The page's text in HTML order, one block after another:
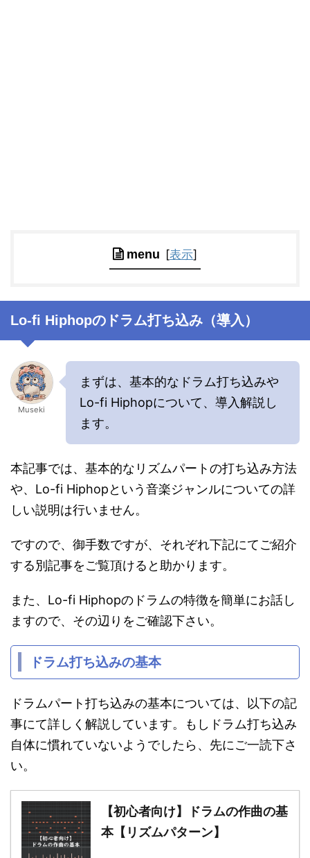
menu [表示]
Lo-fi Hiphopのドラム打ち込み（導入）
Museki
まずは、基本的なドラム打ち込みや
Lo-fi Hiphopについて、導入解説し
ます。
本記事では、基本的なリズムパートの打ち込み方法
や、Lo-fi Hiphopという音楽ジャンルについての詳
しい説明は行いません。
ですので、御手数ですが、それぞれ下記にてご紹介
する別記事をご覧頂けると助かります。
また、Lo-fi Hiphopのドラムの特徴を簡単にお話し
ますので、その辺りをご確認下さい。
ドラム打ち込みの基本
ドラムパート打ち込みの基本については、以下の記
事にて詳しく解説しています。もしドラム打ち込み
自体に慣れていないようでしたら、先にご一読下さ
い。
【初心者向け】ドラムの作曲の基
本【リズムパターン】